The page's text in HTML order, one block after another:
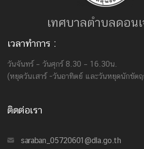
เทศบาลตำบลดอน
เวลาทำการ :
วันจันทร์ – วันศุกร์ 8.30 – 16.30น.
(หยุดวันเสาร์ -วันอาทิตย์ และวันหยุดนักขัต
ติดต่อเรา
saraban_05720601@dla.go.th